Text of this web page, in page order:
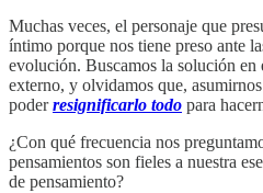
Muchas veces, el personaje que
íntimo porque nos tiene preso ante
evolución. Buscamos la solución en
externo, y olvidamos que,
poderresignificarlo todo para
¿Con qué frecuencia nos
pensamientos son fieles a nuestra
de pensamiento?